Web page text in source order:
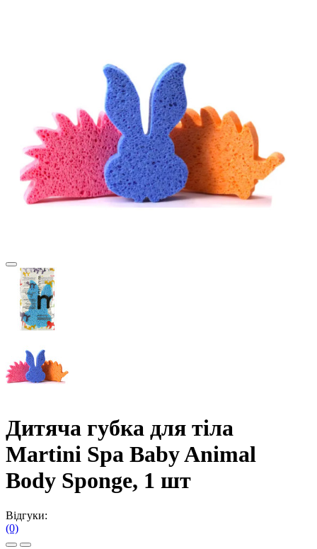
Дитяча губка для тіла
Martini Spa Baby Animal
Body Sponge, 1 шт
Відгуки:
(0)